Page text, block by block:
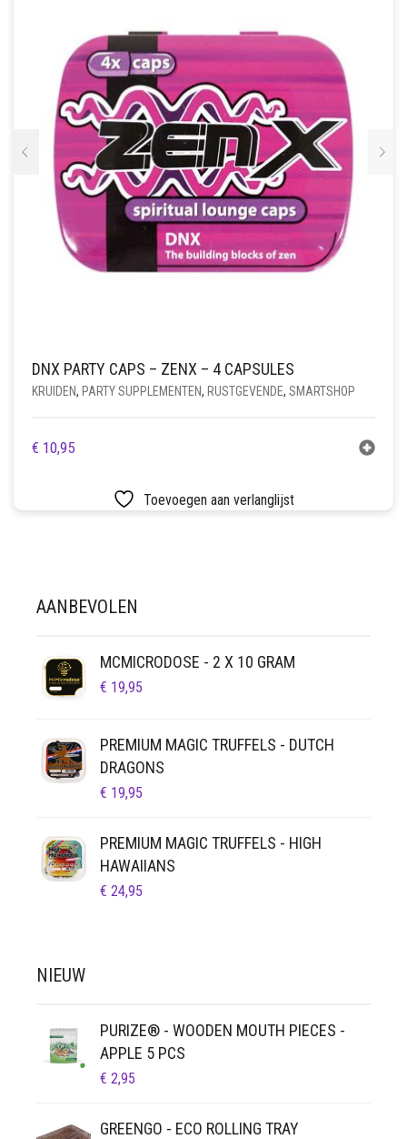
DNX PARTY CAPS – ZENX – 4 CAPSULES
KRUIDEN, PARTY SUPPLEMENTEN, RUSTGEVENDE, SMARTSHOP
€ 10,95
Toevoegen aan verlanglijst
AANBEVOLEN
MCMICRODOSE - 2 X 10 GRAM
€ 19,95
PREMIUM MAGIC TRUFFELS - DUTCH
DRAGONS
€ 19,95
PREMIUM MAGIC TRUFFELS - HIGH
HAWAIIANS
€ 24,95
NIEUW
PURIZE® - WOODEN MOUTH PIECES -
APPLE 5 PCS
€ 2,95
GREENGO - ECO ROLLING TRAY